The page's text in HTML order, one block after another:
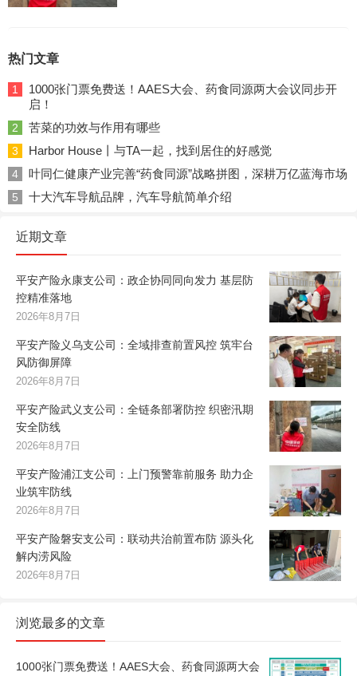
热门文章
1
1000张门票免费送！AAES大会、药食同源两大会议同步开
启！
2 苦菜的功效与作用有哪些
3 Harbor House丨与TA一起，找到居住的好感觉
4 叶同仁健康产业完善“药食同源”战略拼图，深耕万亿蓝海市场
5 十大汽车导航品牌，汽车导航简单介绍
近期文章
平安产险永康支公司：政企协同同向发力 基层防
控精准落地
2026年8月7日
平安产险义乌支公司：全域排查前置风控 筑牢台
风防御屏障
2026年8月7日
平安产险武义支公司：全链条部署防控 织密汛期
安全防线
2026年8月7日
平安产险浦江支公司：上门预警靠前服务 助力企
业筑牢防线
2026年8月7日
平安产险磐安支公司：联动共治前置布防 源头化
解内涝风险
2026年8月7日
浏览最多的文章
1000张门票免费送！AAES大会、药食同源两大会